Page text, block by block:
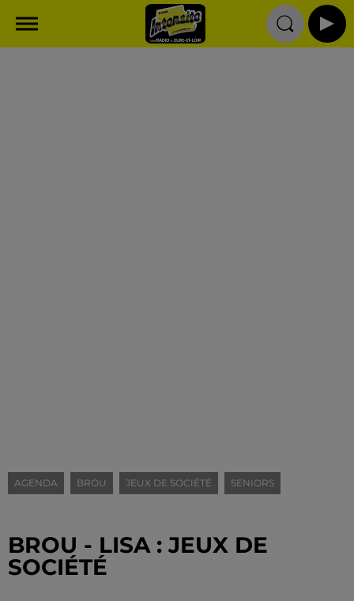
AGENDA BROU JEUX DE SOCIÉTÉ SENIORS
BROU - LISA : JEUX DE
SOCIÉTÉ